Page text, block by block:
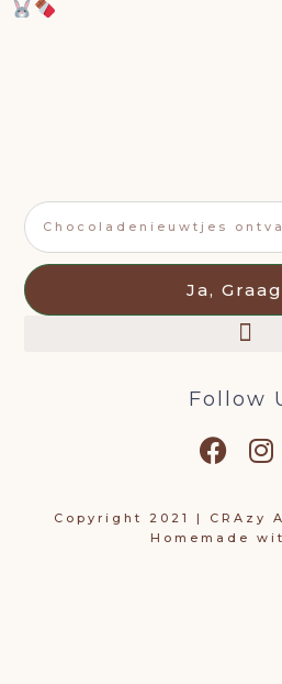
Email
Ja,
Follow
Copyright 2021 | CRAzy
Homemade